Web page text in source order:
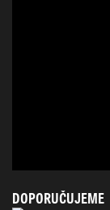
DOPORUČUJEME